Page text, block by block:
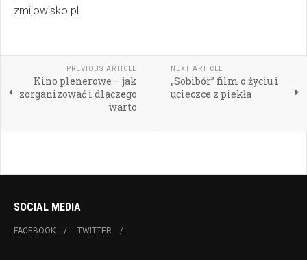
zmijowisko.pl.
PREVIOUS ARTICLE
Kino plenerowe – jak
zorganizować i dlaczego
warto
NEXT ARTICLE
„Sobibór” film o życiu i
ucieczce z piekła
SOCIAL MEDIA
FACEBOOK TWITTER